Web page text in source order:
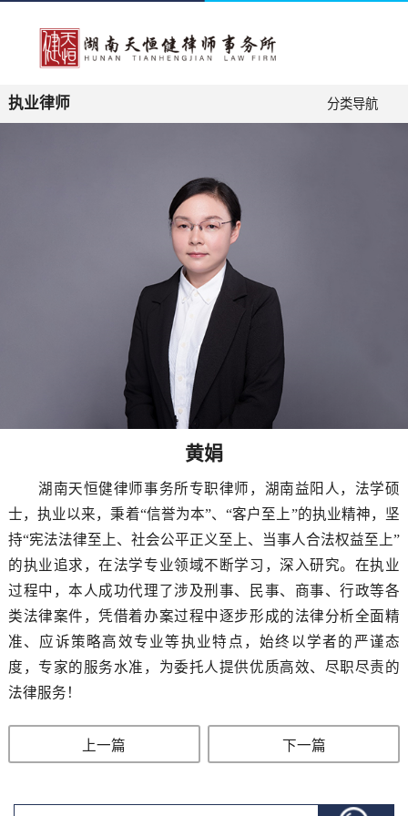
执业律师 分类导航
黄娟
湖南天恒健律师事务所专职律师，湖南益阳人，法学硕
士，执业以来，秉着“信誉为本”、“客户至上”的执业精神，坚
持“宪法法律至上、社会公平正义至上、当事人合法权益至上”
的执业追求，在法学专业领域不断学习，深入研究。在执业
过程中，本人成功代理了涉及刑事、民事、商事、行政等各
类法律案件，凭借着办案过程中逐步形成的法律分析全面精
准、应诉策略高效专业等执业特点，始终以学者的严谨态
度，专家的服务水准，为委托人提供优质高效、尽职尽责的
法律服务！
上一篇 下一篇